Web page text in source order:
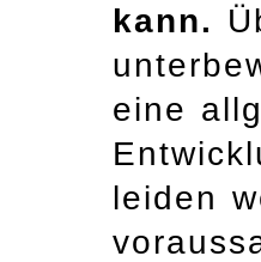
kann.
eine
leiden